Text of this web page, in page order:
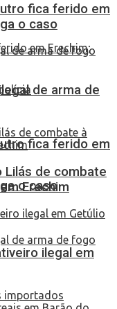
fica ferido em
o caso
fica ferido em
o caso
de arma de
Lilás de combate
Erechim
ilegal em